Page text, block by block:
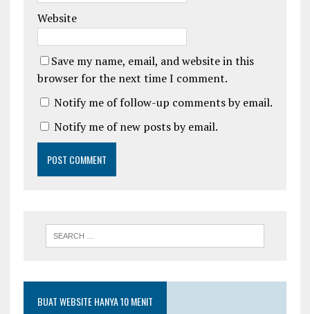
Website
Save my name, email, and website in this
browser for the next time I comment.
Notify me of follow-up comments by email.
Notify me of new posts by email.
BUAT WEBSITE HANYA 10 MENIT